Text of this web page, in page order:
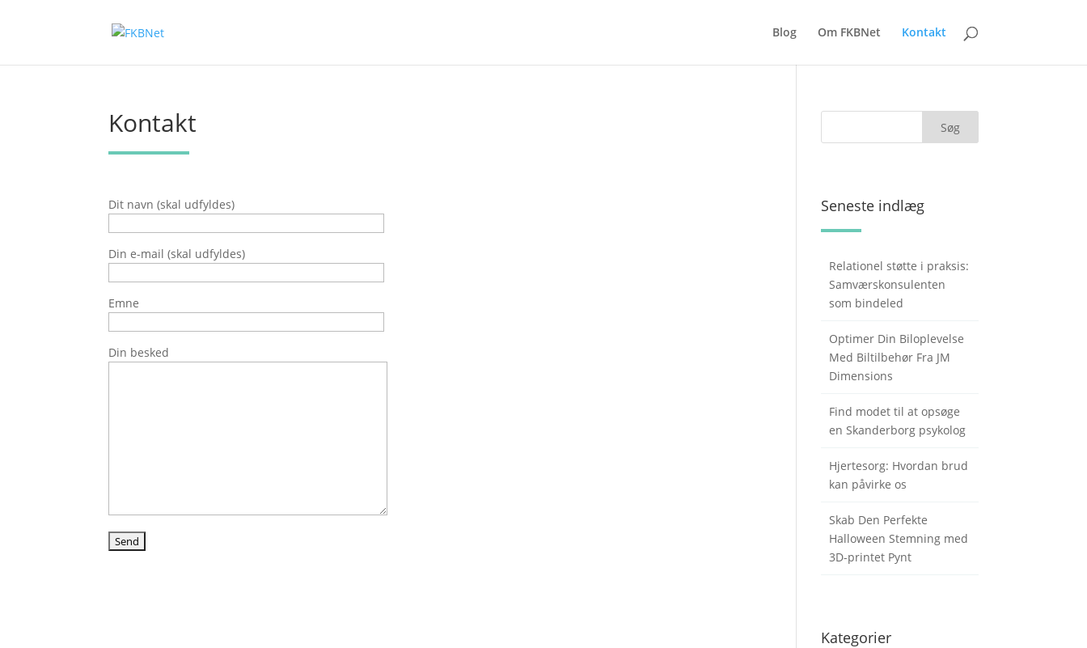
Blog Om FKBNet Kontakt
Kontakt
Dit navn (skal udfyldes)
Din e-mail (skal udfyldes)
Emne
Din besked
Seneste indlæg
Relationel støtte i praksis:
Samværskonsulenten
som bindeled
Optimer Din Biloplevelse
Med Biltilbehør Fra JM
Dimensions
Find modet til at opsøge
en Skanderborg psykolog
Hjertesorg: Hvordan brud
kan påvirke os
Skab Den Perfekte
Halloween Stemning med
3D-printet Pynt
Kategorier